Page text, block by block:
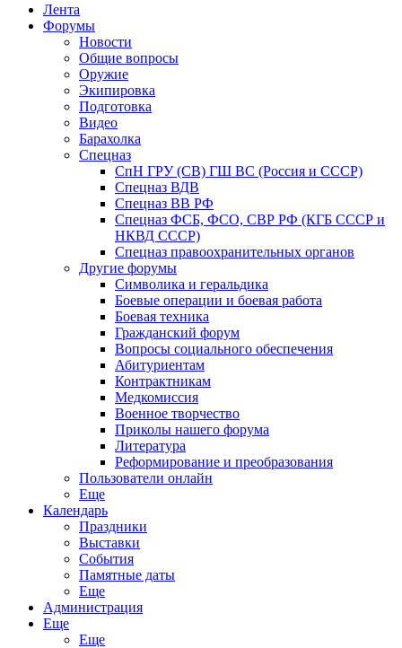
Лента
Форумы
Новости
Общие вопросы
Оружие
Экипировка
Подготовка
Видео
Барахолка
Спецназ
СпН ГРУ (СВ) ГШ ВС (Россия и СССР)
Спецназ ВДВ
Спецназ ВВ РФ
Спецназ ФСБ, ФСО, СВР РФ (КГБ СССР и
НКВД СССР)
Спецназ правоохранительных органов
Другие форумы
Символика и геральдика
Боевые операции и боевая работа
Боевая техника
Гражданский форум
Вопросы социального обеспечения
Абитуриентам
Контрактникам
Медкомиссия
Военное творчество
Приколы нашего форума
Литература
Реформирование и преобразования
Пользователи онлайн
Еще
Календарь
Праздники
Выставки
События
Памятные даты
Еще
Администрация
Еще
Еще